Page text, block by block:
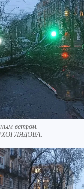
ветром.